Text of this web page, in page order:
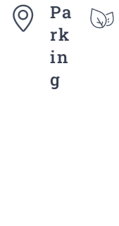
Pa
rk
in
g